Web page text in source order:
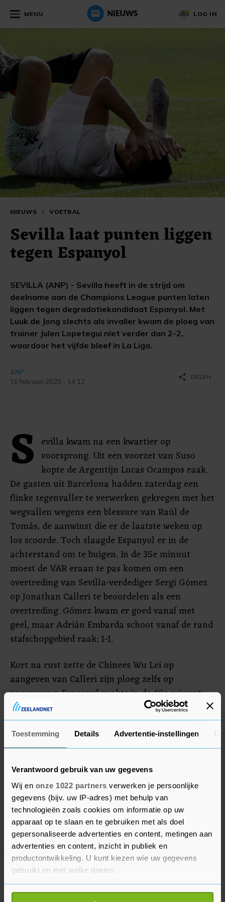
Toestemming Details Advertentie-instellingen
Verantwoord gebruik van uw gegevens
Wij en onze 1022 partners verwerken je persoonlijke
gegevens (bijv. uw IP-adres) met behulp van
technologieën zoals cookies om informatie op uw
apparaat op te slaan en te gebruiken met als doel
gepersonaliseerde advertenties en content, metingen aan
advertenties en content, inzicht in publiek en
productontwikkeling. U kunt kiezen wie uw gegevens
gebruikt en met welke doelen.
Als u het toestaat, willen we ook graag:
MENU LOG IN
NIEUWS / VOETBAL
Sevilla laat punten liggen
tegen Espanyol
SEVILLA (ANP) - Sevilla heeft in de strijd om
deelname aan de Champions League punten laten
liggen tegen degradatiekandidaat Espanyol. Met
Luuk de Jong slechts als invaller kwam de ploeg van
trainer Julen Lopetegui niet verder dan 2-2,
waardoor het vijfde bleef in La Liga.
ANP
16 februari 2020 - 14:12
share DELEN
S evilla kwam na een kwartier op
voorsprong. Uit een voorzet van Suso
kopte de Argentijn Lucas Ocampos raak.
De gasten uit Barcelona hadden zaterdag een
flinke tegenvaller te verwerken gekregen met het
wegvallen wegens een blessure van Raúl de
Tomás, de aanwinst die er de laatste weken op
los scoorde. Toch slaagde Espanyol er in de
achterstand om te buigen. In de 35e minuut
moest de VAR eraan te pas komen om een
overtreding van Sevilla-verdediger Sergi Gómez
op Jonathan Calleri te beoordelen als een
overtreding. Gómez kwam er goed vanaf met
geel, maar Adrián Embarda schoot vanaf de rand
stafschopgebied raak: 1-1.
Kort na rust zette de Chinees Wu Lei op
aangeven van Calleri zijn ploeg zelfs op
voorsprong. Espanyol raakte in de 69e minuut
Víctor Sánchez kwijt met zijn tweede gele kaart.
Tien minuten later werd het gelijk via uitblinker
Suso, maar verder kwam Sevilla niet.